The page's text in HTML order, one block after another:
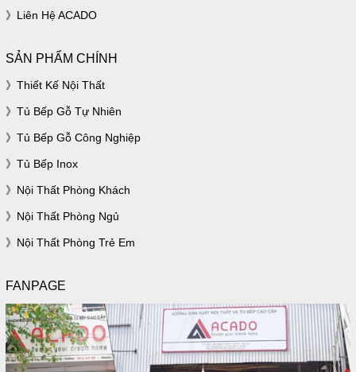
Liên Hệ ACADO
SẢN PHẨM CHÍNH
Thiết Kế Nội Thất
Tủ Bếp Gỗ Tự Nhiên
Tủ Bếp Gỗ Công Nghiệp
Tủ Bếp Inox
Nội Thất Phòng Khách
Nội Thất Phòng Ngủ
Nội Thất Phòng Trẻ Em
FANPAGE